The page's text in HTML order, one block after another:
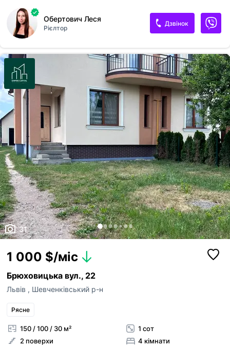
кімнат. Біля будинку є подвірʼя ( місце для авто, барбекю зона або ж
просто територія для відпочинку). Є вся необхідна побутова техніка :
пральна машина, холодильник, мікрохвильовка, телевізор, тощо.
Хороше місцерозташування. Поряд дитячий садок, школа, продуктові
магазини, зупинка транспорту, церква та багато іншого…
Телефонуйте та домовляйтеся про огляд в зручний для вас час!
Обертович Леся
Рієлтор
Дзвінок
31
1 000 $/міс
Брюховицька вул., 22
Львів , Шевченківський р-н
Рясне
150 / 100 / 30 м²
2 поверхи
1 сот
4 кімнати